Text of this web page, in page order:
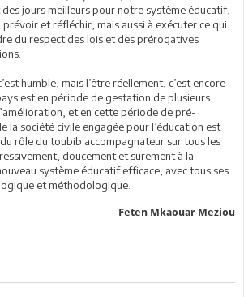
jours meilleurs pour notre système éducatif,
et réfléchir, mais aussi à exécuter ce qui
du respect des lois et des prérogatives
humble, mais l’être réellement, c’est encore
est en période de gestation de plusieurs
et en cette période de pré-
la société civile engagée pour l’éducation est
rôle du toubib accompagnateur sur tous les
doucement et surement à la
système éducatif efficace, avec tous ses
et méthodologique.
Feten Mkaouar Meziou